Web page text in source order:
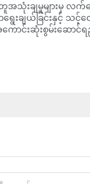
များမှ လက်တွေ့ကမ္
ရွေးချယ်ခြင်းနှ
ကောင်းဆုံးစွမ်းဆော